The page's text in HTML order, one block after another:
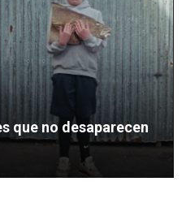
que no desaparecen